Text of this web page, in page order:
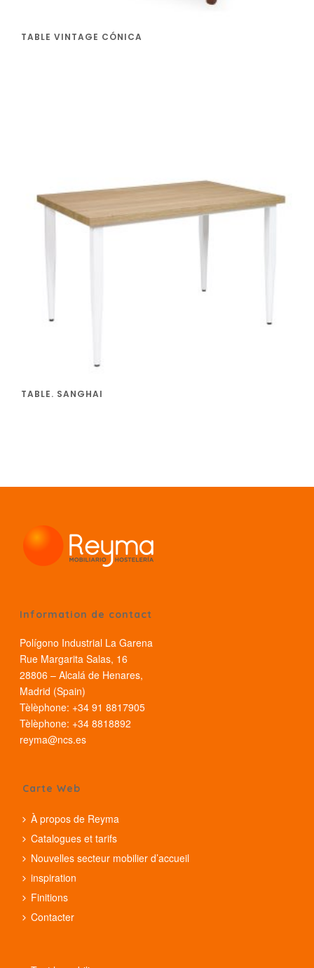
TABLE VINTAGE CÓNICA
TABLE. SANGHAI
Information de contact
Polígono Industrial La Garena
Rue Margarita Salas, 16
28806 – Alcalá de Henares,
Madrid (Spain)
Tèlèphone: +34 91 8817905
Tèlèphone: +34 8818892
reyma@ncs.es
Carte Web
À propos de Reyma
Catalogues et tarifs
Nouvelles secteur mobilier d’accueil
inspiration
Finitions
Contacter